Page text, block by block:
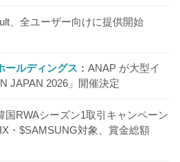
、全ユーザー向けに提供開始
ールディングス
ANAP が大型イ
JAPAN 2026」開催決定
国RWAシーズン1取引キャンペーン
・$SAMSUNG対象、賞金総額